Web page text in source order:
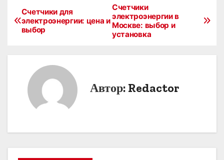
Н
ц
Счетчики
электроэнергии в
Москве: выбор и
установка
Счетчики для
электроэнергии: цена и
выбор
Автор: Redactor